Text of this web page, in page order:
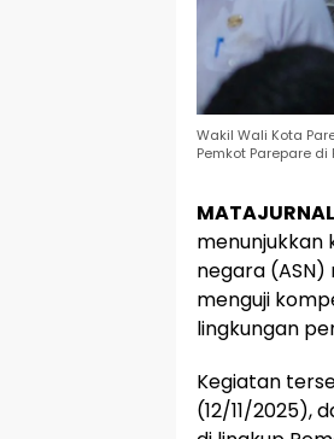
Wakil Wali Kota
Pemkot Parepare di
menunjukkan
negara
menguji
lingkungan
Kegiatan
(12/11/2025),